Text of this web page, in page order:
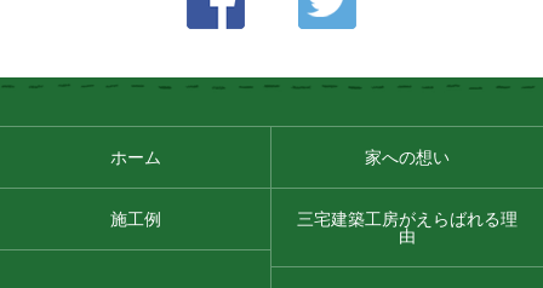
ホーム 家への想い
施工例
三宅建築工房がえらばれる理
由